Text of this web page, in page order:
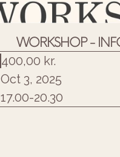
WORKSHOP -
400,00 kr.
Oct 3, 2025
17.00-20.30